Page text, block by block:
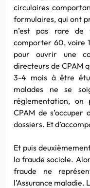
circulaires
formulaires, qui ont
n’est pas rare de
comporter 60, voire
pour ouvrir une
directeurs de CPAM
3-4 mois à être
malades ne se
réglementation, on
CPAM de s’occuper
dossiers. Et
Et puis
la fraude sociale.
fraude ne
l’Assurance maladie.